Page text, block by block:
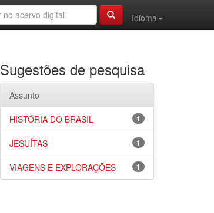
Idioma
Sugestões de pesquisa
Assunto
1
HISTÓRIA DO BRASIL
1
JESUÍTAS
1
VIAGENS E EXPLORAÇÕES